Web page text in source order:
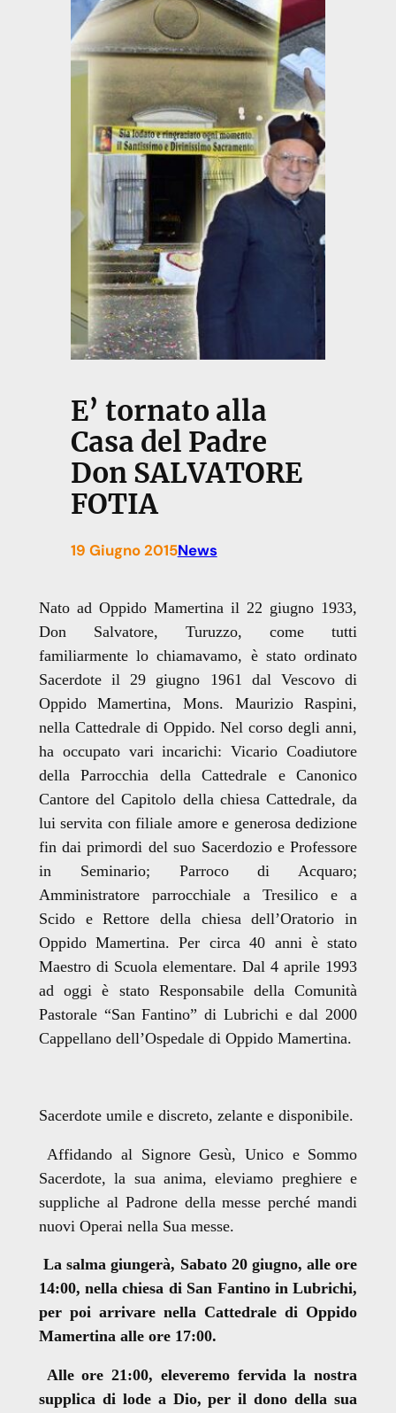
E’ tornato alla
Casa del Padre
Don SALVATORE
FOTIA
19 Giugno 2015News
Nato ad Oppido Mamertina il 22 giugno 1933,
Don Salvatore, Turuzzo, come tutti
familiarmente lo chiamavamo, è stato ordinato
Sacerdote il 29 giugno 1961 dal Vescovo di
Oppido Mamertina, Mons. Maurizio Raspini,
nella Cattedrale di Oppido. Nel corso degli anni,
ha occupato vari incarichi: Vicario Coadiutore
della Parrocchia della Cattedrale e Canonico
Cantore del Capitolo della chiesa Cattedrale, da
lui servita con filiale amore e generosa dedizione
fin dai primordi del suo Sacerdozio e Professore
in Seminario; Parroco di Acquaro;
Amministratore parrocchiale a Tresilico e a
Scido e Rettore della chiesa dell’Oratorio in
Oppido Mamertina. Per circa 40 anni è stato
Maestro di Scuola elementare. Dal 4 aprile 1993
ad oggi è stato Responsabile della Comunità
Pastorale “San Fantino” di Lubrichi e dal 2000
Cappellano dell’Ospedale di Oppido Mamertina.
Sacerdote umile e discreto, zelante e disponibile.
Affidando al Signore Gesù, Unico e Sommo
Sacerdote, la sua anima, eleviamo preghiere e
suppliche al Padrone della messe perché mandi
nuovi Operai nella Sua messe.
La salma giungerà, Sabato 20 giugno, alle ore
14:00, nella chiesa di San Fantino in Lubrichi,
per poi arrivare nella Cattedrale di Oppido
Mamertina alle ore 17:00.
Alle ore 21:00, eleveremo fervida la nostra
supplica di lode a Dio, per il dono della sua